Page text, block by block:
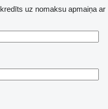
kredīts uz nomaksu apmaiņa ar